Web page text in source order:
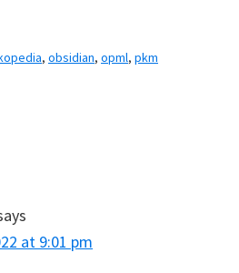
, obsidian, opml, pkm
at 9:01 pm